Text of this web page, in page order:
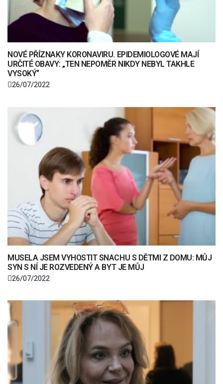
NOVÉ PŘÍZNAKY KORONAVIRU. EPIDEMIOLOGOVÉ MAJÍ
URČITÉ OBAVY: „TEN NEPOMĚR NIKDY NEBYL TAKHLE
VYSOKÝ“
26/07/2022
MUSELA JSEM VYHOSTIT SNACHU S DĚTMI Z DOMU: MŮJ
SYN S NÍ JE ROZVEDENÝ A BYT JE MŮJ
26/07/2022